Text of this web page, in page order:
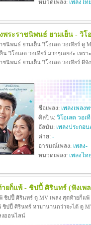
หมวดเพลง: เพลงไทย
พระราชนิพนธ์ ยามเย็น - วิโ
ชนิพนธ์ ยามเย็น วิโอเลต วอเทียร์ ดู
น วิโอเลต วอเทียร์ มากๆเลยอ่ะ เพร
าชนิพนธ์ ยามเย็น วิโอเลต วอเทียร์ ดี
ชื่อเพลง: เพลงเพลง
ศิลปิน: วิโอเลต วอเ
อัลบัม: เพลงประกอ
ค่าย: -
อารมณ์เพลง: เพลง-
หมวดเพลง: เพลงไทย
ายก็แพ้ - ชิปปี้ ศิรินทร์ (ฟังเพ
ชิปปี้ ศิรินทร์ ดู MV เพลง สุดท้ายก็แ
ชิปปี้ ศิรินทร์ หามานานกว่าจะได้ ดู
งออนไลน์